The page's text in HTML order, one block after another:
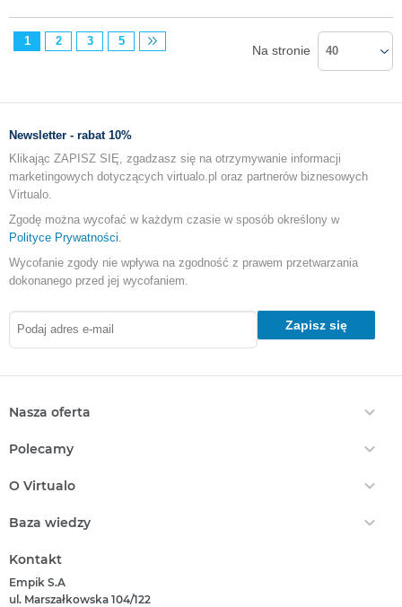
1 2 3 5
Na stronie 40
Newsletter - rabat 10%
Klikając ZAPISZ SIĘ, zgadzasz się na otrzymywanie informacji
marketingowych dotyczących virtualo.pl oraz partnerów biznesowych
Virtualo.
Zgodę można wycofać w każdym czasie w sposób określony w
Polityce Prywatności
Wycofanie zgody nie wpływa na zgodność z prawem przetwarzania
dokonanego przed jej wycofaniem.
Zapisz się
Nasza oferta
Audiobooki
EPrasa
Podaruj Prezent
Polecamy
Ebooki Na Kindle
Nasze Ceny
Nowości
O Virtualo
O Nas
Regulamin Zakupów
Regulamin Punktów
Polityka Prywatności
Baza wiedzy
Naucz Się Słuchać Audiobooków
Który Czytnik Wybrać?
Kontakt
Empik S.A
ul. Marszałkowska 104/122